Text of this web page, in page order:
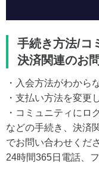
手続き方法/コ
決済関連のお
・入会方法がわから
・支払い方法を変更
・コミュニティにロ
などの手続き、決済
でお問い合わせくだ
24時間365日電話、